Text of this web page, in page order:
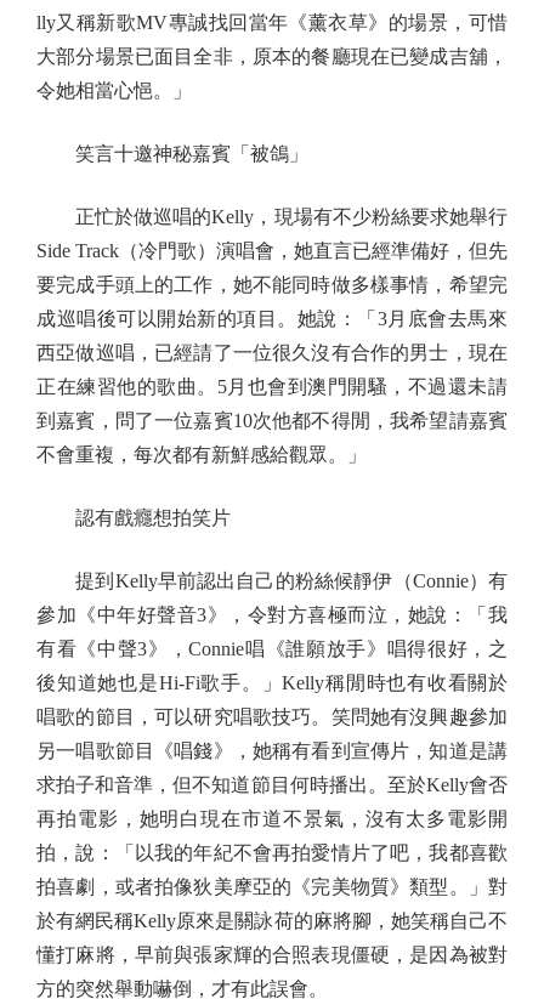
lly又稱新歌MV專誠找回當年《薰衣草》的場景，可惜
大部分場景已面目全非，原本的餐廳現在已變成吉舖，
令她相當心悒。」
笑言十邀神秘嘉賓「被鴿」
正忙於做巡唱的Kelly，現場有不少粉絲要求她舉行
Side Track（冷門歌）演唱會，她直言已經準備好，但先
要完成手頭上的工作，她不能同時做多樣事情，希望完
成巡唱後可以開始新的項目。她說：「3月底會去馬來
西亞做巡唱，已經請了一位很久沒有合作的男士，現在
正在練習他的歌曲。5月也會到澳門開騷，不過還未請
到嘉賓，問了一位嘉賓10次他都不得閒，我希望請嘉賓
不會重複，每次都有新鮮感給觀眾。」
認有戲癮想拍笑片
提到Kelly早前認出自己的粉絲候靜伊（Connie）有
參加《中年好聲音3》，令對方喜極而泣，她說：「我
有看《中聲3》，Connie唱《誰願放手》唱得很好，之
後知道她也是Hi-Fi歌手。」Kelly稱閒時也有收看關於
唱歌的節目，可以研究唱歌技巧。笑問她有沒興趣參加
另一唱歌節目《唱錢》，她稱有看到宣傳片，知道是講
求拍子和音準，但不知道節目何時播出。至於Kelly會否
再拍電影，她明白現在市道不景氣，沒有太多電影開
拍，說：「以我的年紀不會再拍愛情片了吧，我都喜歡
拍喜劇，或者拍像狄美摩亞的《完美物質》類型。」對
於有網民稱Kelly原來是關詠荷的麻將腳，她笑稱自己不
懂打麻將，早前與張家輝的合照表現僵硬，是因為被對
方的突然舉動嚇倒，才有此誤會。